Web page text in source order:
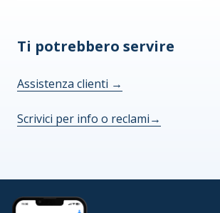
Ti potrebbero servire
Assistenza clienti →
Scrivici per info o reclami→